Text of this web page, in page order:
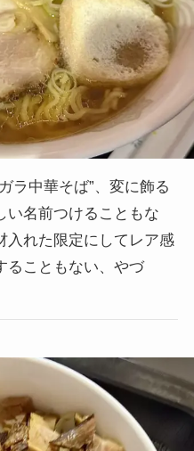
ラ中華そば”、変に飾る
い名前つけることもな
入れた限定にしてレア感
ることもない、やづ